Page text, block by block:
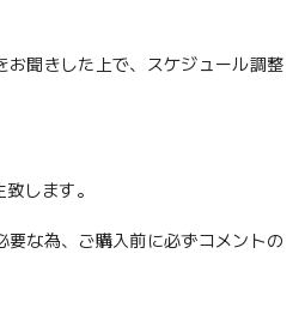
聞きした上で、スケジュール調整
します。
な為、ご購入前に必ずコメントの